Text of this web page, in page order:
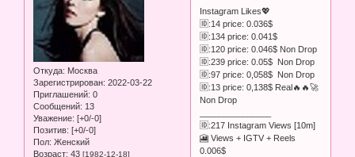
Откуда: Москва
Зарегистрирован: 2022-03-22
Приглашений: 0
Сообщений: 13
Уважение: [+0/-0]
Позитив: [+0/-0]
Пол: Женский
Возраст: 43 [1982-12-18]
Instagram Likes💖
🆔:14 price: 0.036$
🆔:134 price: 0.041$
🆔:120 price: 0.046$ Non Drop
🆔:239 price: 0.05$ Non Drop
🆔:97 price: 0,058$ Non Drop
🆔:13 price: 0,138$ Real🔥🔥🚀
Non Drop
🆔:217 Instagram Views [10m]
🎦 Views + IGTV + Reels
0.006$